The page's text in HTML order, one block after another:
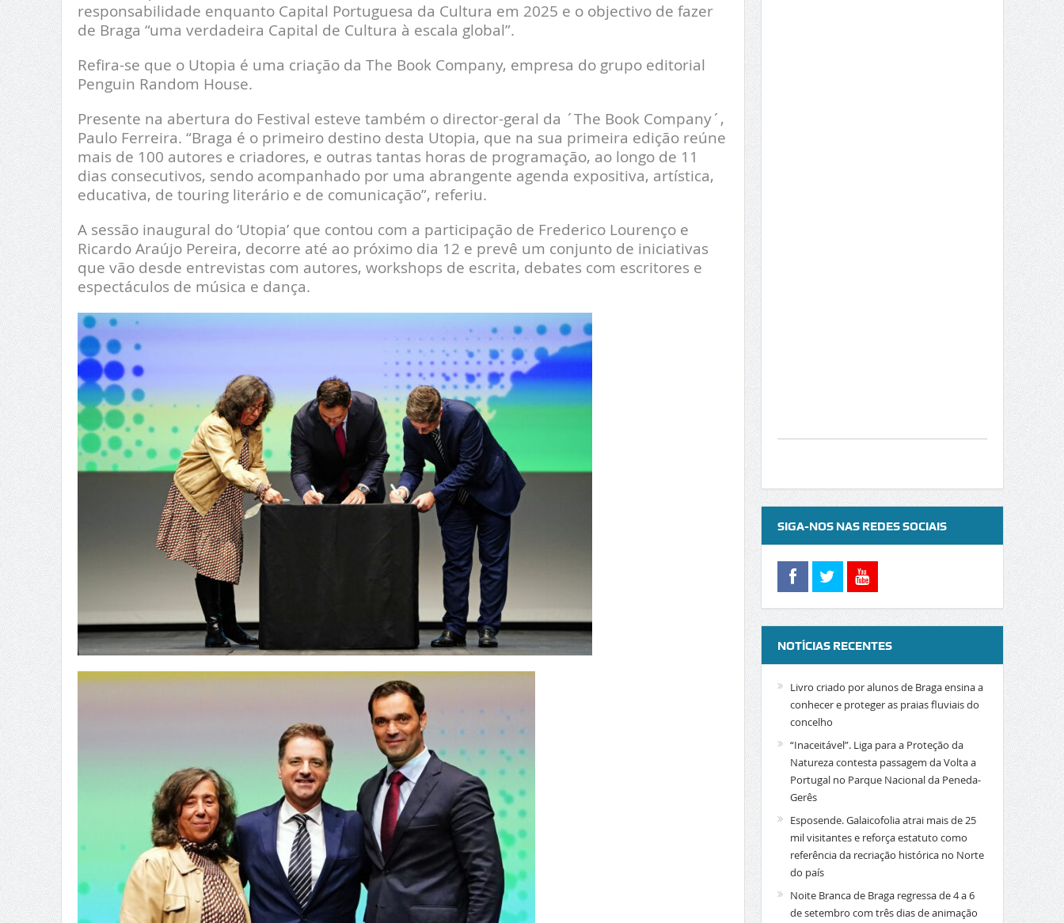
responsabilidade enquanto Capital Portuguesa da Cultura em 2025 e o objectivo de fazer
de Braga “uma verdadeira Capital de Cultura à escala global”.
Refira-se que o Utopia é uma criação da The Book Company, empresa do grupo editorial
Penguin Random House.
Presente na abertura do Festival esteve também o director-geral da ´The Book Company´,
Paulo Ferreira. “Braga é o primeiro destino desta Utopia, que na sua primeira edição reúne
mais de 100 autores e criadores, e outras tantas horas de programação, ao longo de 11
dias consecutivos, sendo acompanhado por uma abrangente agenda expositiva, artística,
educativa, de touring literário e de comunicação”, referiu.
A sessão inaugural do ‘Utopia’ que contou com a participação de Frederico Lourenço e
Ricardo Araújo Pereira, decorre até ao próximo dia 12 e prevê um conjunto de iniciativas
que vão desde entrevistas com autores, workshops de escrita, debates com escritores e
espectáculos de música e dança.
SIGA-NOS NAS REDES SOCIAIS
NOTÍCIAS RECENTES
Livro criado por alunos de Braga ensina a
conhecer e proteger as praias fluviais do
concelho
“Inaceitável”. Liga para a Proteção da
Natureza contesta passagem da Volta a
Portugal no Parque Nacional da Peneda-
Gerês
Esposende. Galaicofolia atrai mais de 25
mil visitantes e reforça estatuto como
referência da recriação histórica no Norte
do país
Noite Branca de Braga regressa de 4 a 6
de setembro com três dias de animação